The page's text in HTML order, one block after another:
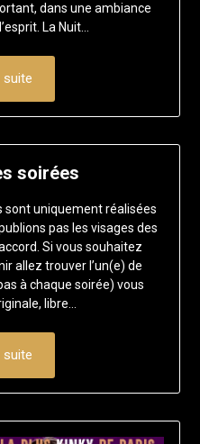
dans une ambiance
La Nuit…
suite
soirées
sont uniquement réalisées
pas les visages des
Si vous souhaitez
allez trouver l’un(e) de
à chaque soirée) vous
libre…
suite